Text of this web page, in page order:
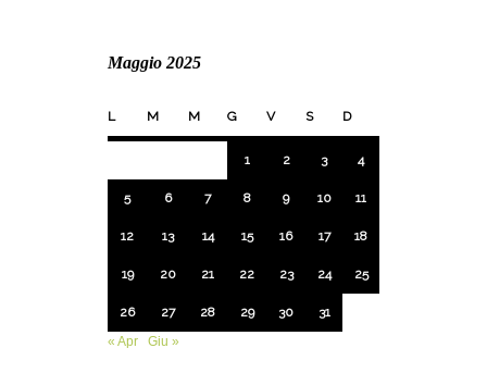
Maggio 2025
L M M G V S D
1 2 3 4
5 6 7 8 9 10 11
12 13 14 15 16 17 18
19 20 21 22 23 24 25
26 27 28 29 30
31
« Apr
Giu »